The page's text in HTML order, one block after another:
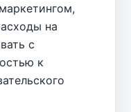
на
с
к